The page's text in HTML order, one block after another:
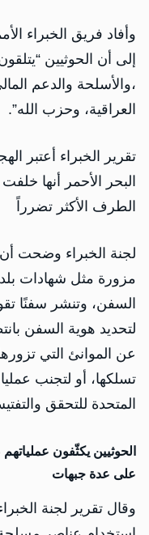
وأفاد فريق الخبراء
إلى أن الحوثيين
،والأسلحة والدعم
العراقية، وحزب الله”.
تقرير الخبراء أعتبر
البحر الأحمر أنها
الطرف الأكثر تضرراً
لجنة الخبراء وضحت
مزورة مثل شهادات
السفن، وتنشر سفنًا
لتحديد هوية السفن
عن الموانئ التي
تسلكها، أو لتجنب
المتحدة للتحقق
الحوثيين يكثّفون
على عدة جبهات
وقال تقرير لجنة